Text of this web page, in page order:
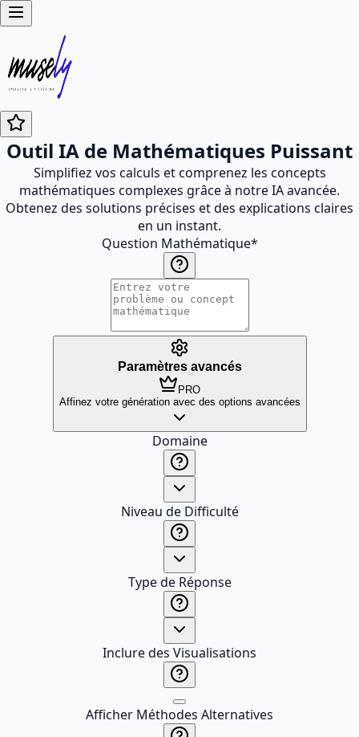
Outil IA de Mathématiques Puissant
Simplifiez vos calculs et comprenez les concepts
mathématiques complexes grâce à notre IA avancée.
Obtenez des solutions précises et des explications claires
en un instant.
Question Mathématique*
Paramètres avancés
PRO
Affinez votre génération avec des options avancées
Domaine
Niveau de Difficulté
Type de Réponse
Inclure des Visualisations
Afficher Méthodes Alternatives